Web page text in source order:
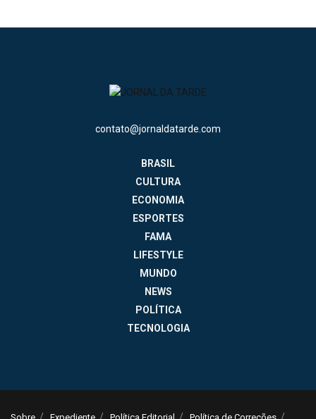
contato@jornaldatarde.com
BRASIL
CULTURA
ECONOMIA
ESPORTES
FAMA
LIFESTYLE
MUNDO
NEWS
POLÍTICA
TECNOLOGIA